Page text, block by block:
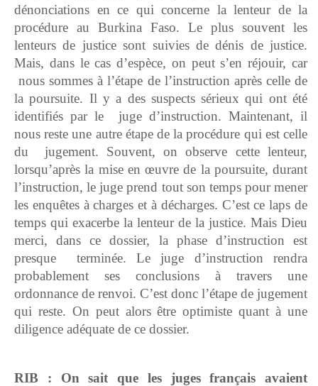
dénonciations en ce qui concerne la lenteur de la
procédure au Burkina Faso. Le plus souvent les
lenteurs de justice sont suivies de dénis de justice.
Mais, dans le cas d’espèce, on peut s’en réjouir, car
nous sommes à l’étape de l’instruction après celle de
la poursuite. Il y a des suspects sérieux qui ont été
identifiés par le juge d’instruction. Maintenant, il
nous reste une autre étape de la procédure qui est celle
du jugement. Souvent, on observe cette lenteur,
lorsqu’après la mise en œuvre de la poursuite, durant
l’instruction, le juge prend tout son temps pour mener
les enquêtes à charges et à décharges. C’est ce laps de
temps qui exacerbe la lenteur de la justice. Mais Dieu
merci, dans ce dossier, la phase d’instruction est
presque terminée. Le juge d’instruction rendra
probablement ses conclusions à travers une
ordonnance de renvoi. C’est donc l’étape de jugement
qui reste. On peut alors être optimiste quant à une
diligence adéquate de ce dossier.
RIB : On sait que les juges français avaient